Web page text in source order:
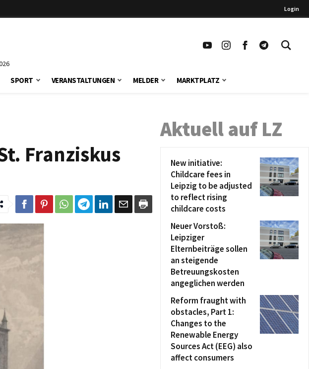
Login
SPORT VERANSTALTUNGEN MELDER MARKTPLATZ
Franziskus
Aktuell auf LZ
New initiative:
Childcare fees in
Leipzig to be adjusted
to reflect rising
childcare costs
Neuer Vorstoß:
Leipziger
Elternbeiträge sollen
an steigende
Betreuungskosten
angeglichen werden
Reform fraught with
obstacles, Part 1:
Changes to the
Renewable Energy
Sources Act (EEG) also
affect consumers